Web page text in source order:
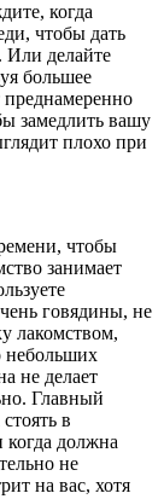
когда
чтобы дать
Или делайте
большее
замедлить вашу
плохо при
чтобы
занимает
говядины, не
лакомством,
небольших
не делает
Главный
в
должна
не
на вас, хотя